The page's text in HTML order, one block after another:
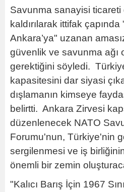
Savunma sanayisi
kaldırılarak ittifak çapında
Ankara’ya" uzanan
güvenlik ve savunma ağı
gerektiğini söyledi.
kapasitesini dar siyasi
dışlamanın kimseye
belirtti. Ankara Zirvesi
düzenlenecek NATO
Forumu'nun, Türkiye'nin
sergilenmesi ve iş
önemli bir zemin
"Kalıcı Barış İçin 1967